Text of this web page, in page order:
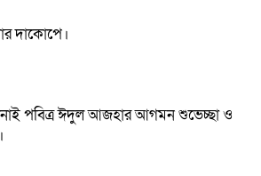
দাকোপে।
পবিত্র ঈদুল আজহার আগমন শুভেচ্ছা ও